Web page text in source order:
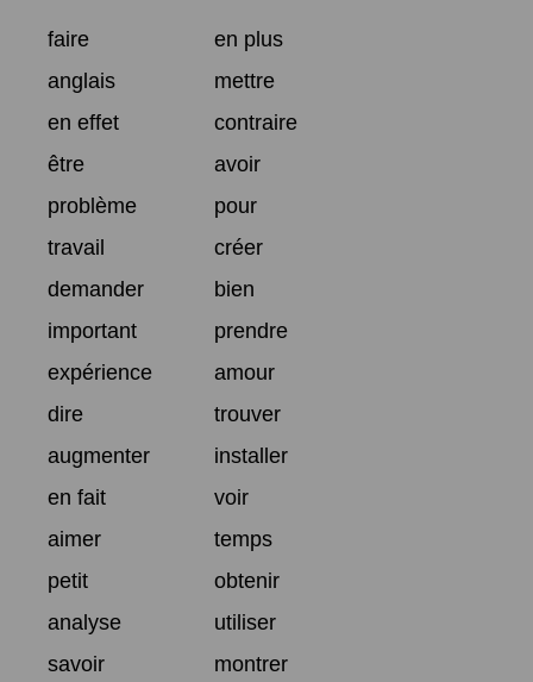
faire
en plus
anglais
mettre
en effet
contraire
être
avoir
problème
pour
travail
créer
demander
bien
important
prendre
expérience
amour
dire
trouver
augmenter
installer
en fait
voir
aimer
temps
petit
obtenir
analyse
utiliser
savoir
montrer